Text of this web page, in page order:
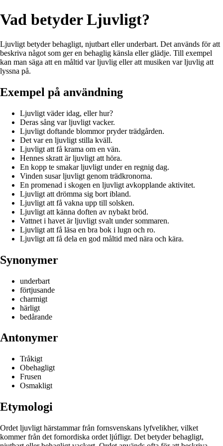
Vad betyder Ljuvligt?
Ljuvligt betyder behagligt, njutbart eller underbart. Det används för att
beskriva något som ger en behaglig känsla eller glädje. Till exempel
kan man säga att en måltid var ljuvlig eller att musiken var ljuvlig att
lyssna på.
Exempel på användning
Ljuvligt väder idag, eller hur?
Deras sång var ljuvligt vacker.
Ljuvligt doftande blommor pryder trädgården.
Det var en ljuvligt stilla kväll.
Ljuvligt att få krama om en vän.
Hennes skratt är ljuvligt att höra.
En kopp te smakar ljuvligt under en regnig dag.
Vinden susar ljuvligt genom trädkronorna.
En promenad i skogen en ljuvligt avkopplande aktivitet.
Ljuvligt att drömma sig bort ibland.
Ljuvligt att få vakna upp till solsken.
Ljuvligt att känna doften av nybakt bröd.
Vattnet i havet är ljuvligt svalt under sommaren.
Ljuvligt att få läsa en bra bok i lugn och ro.
Ljuvligt att få dela en god måltid med nära och kära.
Synonymer
underbart
förtjusande
charmigt
härligt
bedårande
Antonymer
Tråkigt
Obehagligt
Frusen
Osmakligt
Etymologi
Ordet ljuvligt härstammar från fornsvenskans lyfvelikher, vilket
kommer från det fornordiska ordet ljúfligr. Det betyder behagligt,